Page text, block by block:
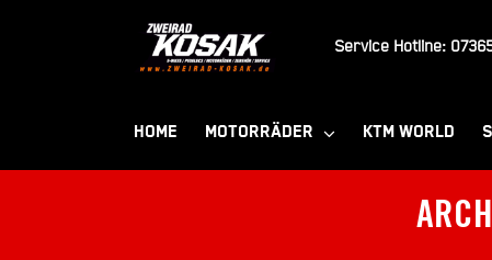
Service Hotline:
HOME MOTORRÄDER KTM WORLD